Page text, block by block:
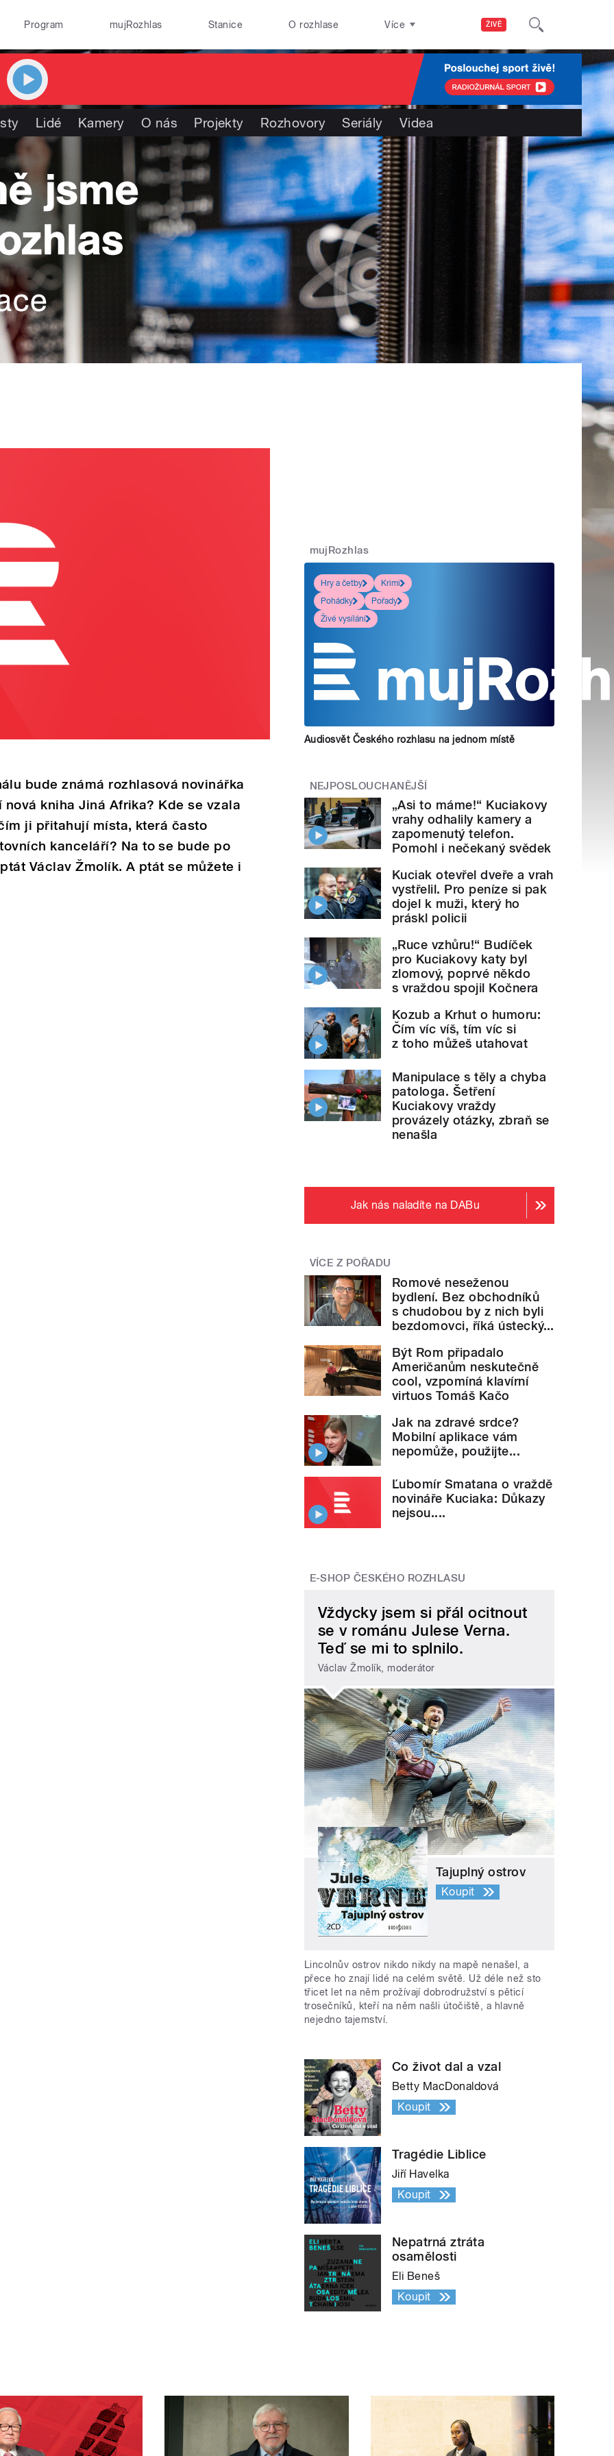
ŽIVĚ
Program mujRozhlas Stanice O rozhlase Více
Lidé Kamery O nás Projekty Rozhovory Seriály Videa
bude známá rozhlasová novinářka
kniha Jiná Afrika? Kde se vzala
ji přitahují místa, která často
kanceláří? Na to se bude po
Václav Žmolík. A ptát se můžete i
mujRozhlas
Hry a četby
Krimi
Pohádky
Pořady
Živé vysílání
Audiosvět Českého rozhlasu na jednom místě
NEJPOSLOUCHANĚJŠÍ
„Asi to máme!“ Kuciakovy
vrahy odhalily kamery a
zapomenutý telefon.
Pomohl i nečekaný svědek
Kuciak otevřel dveře a vrah
vystřelil. Pro peníze si pak
dojel k muži, který ho
práskl policii
„Ruce vzhůru!“ Budíček
pro Kuciakovy katy byl
zlomový, poprvé někdo
s vraždou spojil Kočnera
Kozub a Krhut o humoru:
Čím víc víš, tím víc si
z toho můžeš utahovat
Manipulace s těly a chyba
patologa. Šetření
Kuciakovy vraždy
provázely otázky, zbraň se
nenašla
Jak nás naladíte na DABu
VÍCE Z POŘADU
Romové neseženou
bydlení. Bez obchodníků
s chudobou by z nich byli
bezdomovci, říká ústecký...
Být Rom připadalo
Američanům neskutečně
cool, vzpomíná klavírní
virtuos Tomáš Kačo
Jak na zdravé srdce?
Mobilní aplikace vám
nepomůže, použijte...
Ľubomír Smatana o vraždě
novináře Kuciaka: Důkazy
nejsou....
E-SHOP ČESKÉHO ROZHLASU
Vždycky jsem si přál ocitnout
se v románu Julese Verna.
Teď se mi to splnilo.
Václav Žmolík, moderátor
Tajuplný ostrov
Koupit
Lincolnův ostrov nikdo nikdy na mapě nenašel, a
přece ho znají lidé na celém světě. Už déle než sto
třicet let na něm prožívají dobrodružství s pěticí
trosečníků, kteří na něm našli útočiště, a hlavně
nejedno tajemství.
Co život dal a vzal
Betty MacDonaldová
Koupit
Tragédie Liblice
Jiří Havelka
Koupit
Nepatrná ztráta
osamělosti
Eli Beneš
Koupit